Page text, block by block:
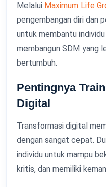
Melalui Maximum Life
pengembangan diri dan
untuk membantu
membangun SDM yang
bertumbuh.
Pentingnya
Digital
Transformasi digital
dengan sangat cepat.
individu untuk mampu
kritis, dan memiliki